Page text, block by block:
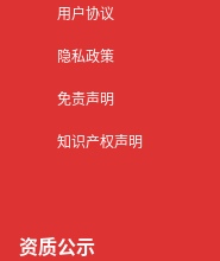
用户协议
隐私政策
免责声明
知识产权声明
资质公示